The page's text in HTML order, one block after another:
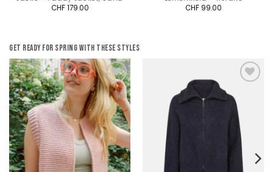
CHF179.00
CHF99.00
Get ready for spring with these styles
Add to
wishlist
wishlist